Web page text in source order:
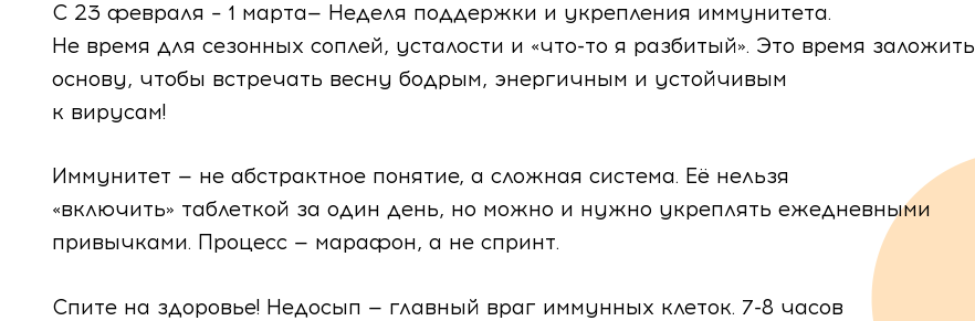
С 23 февраля – 1 марта— Неделя поддержки и укрепления иммунитета.
Не время для сезонных соплей, усталости и «что-то я разбитый». Это время заложить
основу, чтобы встречать весну бодрым, энергичным и устойчивым
к вирусам!
Иммунитет — не абстрактное понятие, а сложная система. Её нельзя
«включить» таблеткой за один день, но можно и нужно укреплять ежедневными
привычками. Процесс — марафон, а не спринт.
Спите на здоровье! Недосып — главный враг иммунных клеток. 7-8 часов
Руководство
Служба заботы о пациентах
Медицинский туризм
Нормативные документы
Вакансии
Плановое кесарево сечение
Роды по ОМС
Партнерские роды
Роды по контракту
Сумка в перинатальный центр: что взять с собой?
ИКСИ
Искусственная инсеминация (спермой партнера или
донора)
эмбрионов
Криоконсервация эмбрионов и ооцитов
Налоговый вычет
Порядок предоставления платных услуг
Палаты повышенной комфортности
Прайс лист
Родовые палаты отделения мягких родов
Информация о беременности
Экскурсии
Важно знать
Информация об аборте
Наши аптеки Запись на прием